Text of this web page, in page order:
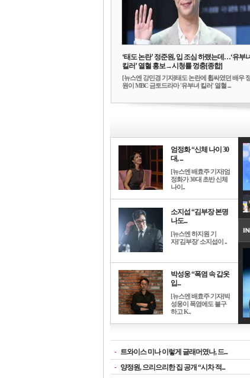
‘태도 논란’ 정준원, 입 조심 하랬는데…‘유부
킬러’ 열혈 홍보→시청률 껑충[종합]
[뉴스엔 강민경 기자]태도 논란에 휩싸였던 배우
원이 MBC 금토드라마 '유부녀 킬러' 열혈 ...
엄정화 “신체 나이 30
대, ...
[뉴스엔 배효주 기자]엄
정화가 30대 초반 신체
나이..
소지섭 “김부장 본명
나도...
[뉴스엔 하지원 기
자]'김부장' 소지섭이 ..
박성웅 “폭염 속 갑옷
입...
[뉴스엔 배효주 기자]박
성웅이 폭염에도 불구
하고 K..
- 트와이스 미나 이렇게 글래머였나, 드...
- 양정원, 으리으리한 집 공개 “시차 적...